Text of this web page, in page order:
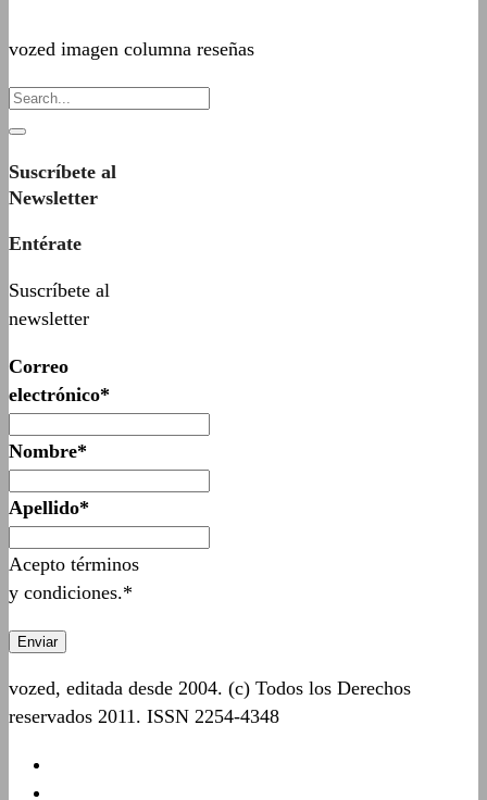
vozed imagen columna reseñas
Suscríbete al
Newsletter
Entérate
Suscríbete al
newsletter
Correo
electrónico*
Nombre*
Apellido*
Acepto términos
y condiciones.*
vozed, editada desde 2004. (c) Todos los Derechos
reservados 2011. ISSN 2254-4348